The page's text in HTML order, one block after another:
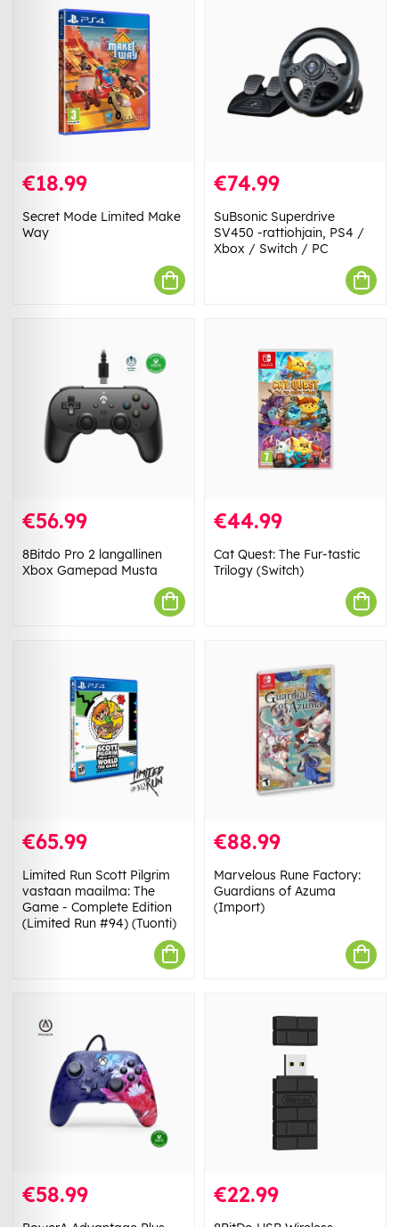
€18.99
Secret Mode Limited Make
Way
€74.99
SuBsonic Superdrive
SV450 -rattiohjain, PS4 /
Xbox / Switch / PC
€56.99
8Bitdo Pro 2 langallinen
Xbox Gamepad Musta
€44.99
Cat Quest: The Fur-tastic
Trilogy (Switch)
€65.99
Limited Run Scott Pilgrim
vastaan maailma: The
Game - Complete Edition
(Limited Run #94) (Tuonti)
€88.99
Marvelous Rune Factory:
Guardians of Azuma
(Import)
€58.99 €22.99